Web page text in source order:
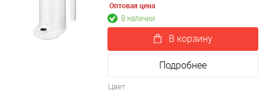
Оптовая цена
В наличии
В корзину
Подробнее
Цвет